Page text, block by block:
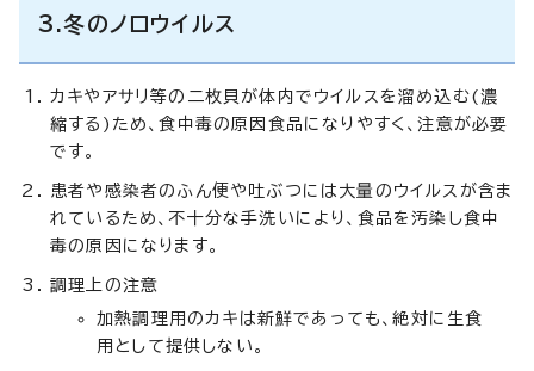
3.冬のノロウイルス
カキやアサリ等の二枚貝が体内でウイルスを溜め込む(濃
縮する)ため、食中毒の原因食品になりやすく、注意が必要
です。
患者や感染者のふん便や吐ぶつには大量のウイルスが含ま
れているため、不十分な手洗いにより、食品を汚染し食中
毒の原因になります。
調理上の注意
加熱調理用のカキは新鮮であっても、絶対に生食
用として提供しない。